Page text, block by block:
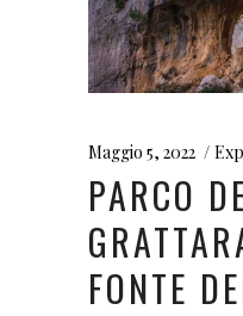
Maggio 5, 2022
PARCO
FONTE